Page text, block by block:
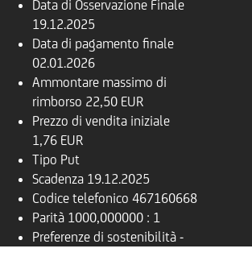
Data di Osservazione Finale
19.12.2025
Data di pagamento finale
02.01.2026
Ammontare massimo di
rimborso 22,50 EUR
Prezzo di vendita iniziale
1,76 EUR
Tipo Put
Scadenza 19.12.2025
Codice telefonico 467160668
Parità 1000,000000 : 1
Preferenze di sostenibilità -